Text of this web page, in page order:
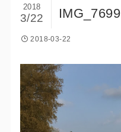
IMG_7699
2018
3/22
2018-03-22